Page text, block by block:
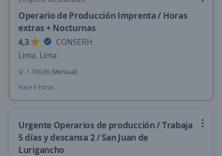
Operario de Producción Imprenta / Horas
extras + Nocturnas
4,3
CONSERH
Lima, Lima
S/. 1.700,00 (Mensual)
Hace 6 horas
Urgente Operarios de producción / Trabaja
5 días y descansa 2 / San Juan de
Lurigancho